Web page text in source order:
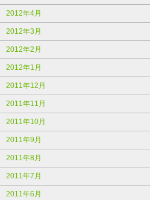
2012年4月
2012年3月
2012年2月
2012年1月
2011年12月
2011年11月
2011年10月
2011年9月
2011年8月
2011年7月
2011年6月